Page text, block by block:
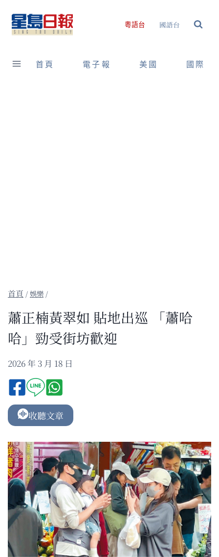
content
粵語台 國語台
首頁 電子報 美國 國際
/娛樂 /
蕭正楠黃翠如 貼地出巡 「蕭哈
哈」勁受街坊歡迎
2026 年 3 月 18 日
收聽文章